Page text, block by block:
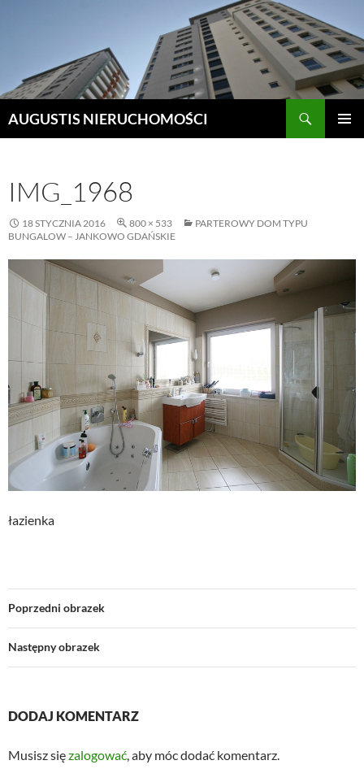
AUGUSTIS NIERUCHOMOŚCI
IMG_1968
18 STYCZNIA 2016 800 × 533
PARTEROWY DOM TYPU
BUNGALOW – JANKOWO GDAŃSKIE
łazienka
Poprzedni obrazek
Następny obrazek
DODAJ KOMENTARZ
Musisz sięzalogować, aby móc dodać komentarz.